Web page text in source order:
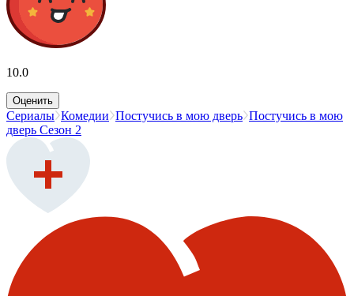
10.0
Оценить
Сериалы Комедии Постучись в мою дверь Постучись в мою
дверь Сезон 2